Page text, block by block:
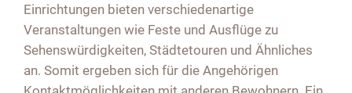
Einrichtungen bieten verschiedenartige
Veranstaltungen wie Feste und Ausflüge zu
Sehenswürdigkeiten, Städtetouren und Ähnliches
an. Somit ergeben sich für die Angehörigen